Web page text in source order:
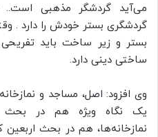
می‌آید گردشگر مذهبی
گردشگری بستر خودش را دارد .
بستر و زیر ساخت باید
ساختی دینی دارد.
وی افزود: اصل، مساجد و
یک نگاه ویژه هم در بحث
نمازخانه‌ها، هم در بحث